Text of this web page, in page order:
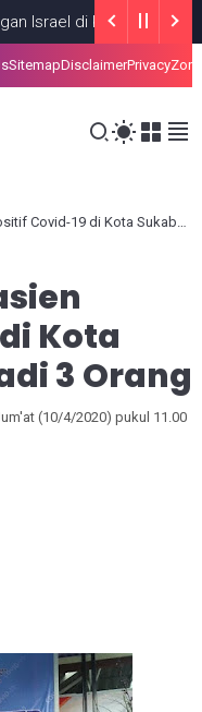
di Kota Gaza
SitemapDisclaimerPrivacy
19 di Kota Sukabumi Menjadi 3 Orang
Kota
3 Orang
(10/4/2020) pukul 11.00